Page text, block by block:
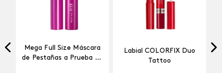
Mega Full Size Máscara
de Pestañas a Prueba de
Labial COLORFIX Duo
Tattoo